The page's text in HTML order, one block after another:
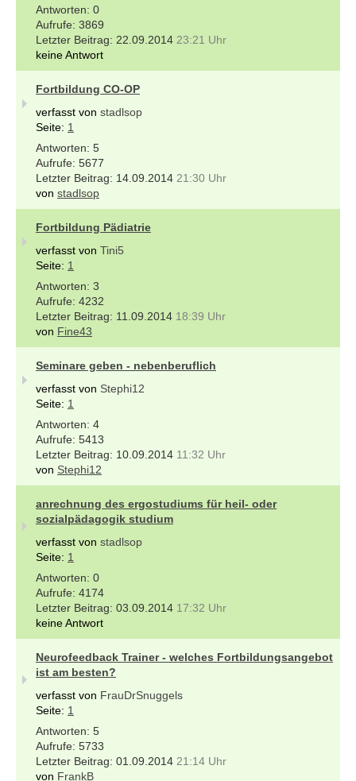
0
3869
22.09.2014 23:21 Uhr
keine Antwort
Fortbildung CO-OP
verfasst von stadlsop
Seite: 1
5
5677
14.09.2014 21:30 Uhr
von stadlsop
Fortbildung Pädiatrie
verfasst von Tini5
Seite: 1
3
4232
11.09.2014 18:39 Uhr
von Fine43
Seminare geben - nebenberuflich
verfasst von Stephi12
Seite: 1
4
5413
10.09.2014 11:32 Uhr
von Stephi12
anrechnung des ergostudiums für heil- oder
sozialpädagogik studium
verfasst von stadlsop
Seite: 1
0
4174
03.09.2014 17:32 Uhr
keine Antwort
Neurofeedback Trainer - welches Fortbildungsangebot
ist am besten?
verfasst von FrauDrSnuggels
Seite: 1
5
5733
01.09.2014 21:14 Uhr
von FrankB